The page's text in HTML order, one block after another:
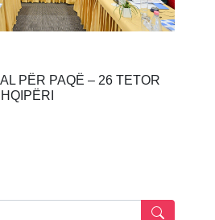
PËR PAQË – 26 TETOR